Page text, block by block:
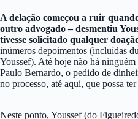
A delação começou a ruir
outro advogado – desmentiu
tivesse solicitado qualquer
inúmeros depoimentos (incluídas
Youssef). Até hoje não há
Paulo Bernardo, o pedido de
no processo, até aqui, que possa
Neste ponto, Youssef (do